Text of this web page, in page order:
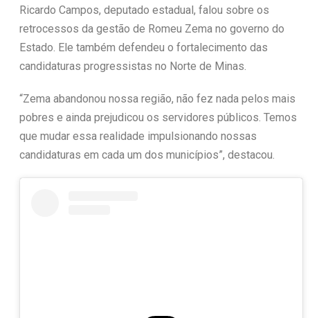
Ricardo Campos, deputado estadual, falou sobre os
retrocessos da gestão de Romeu Zema no governo do
Estado. Ele também defendeu o fortalecimento das
candidaturas progressistas no Norte de Minas.
“Zema abandonou nossa região, não fez nada pelos mais
pobres e ainda prejudicou os servidores públicos. Temos
que mudar essa realidade impulsionando nossas
candidaturas em cada um dos municípios”, destacou.